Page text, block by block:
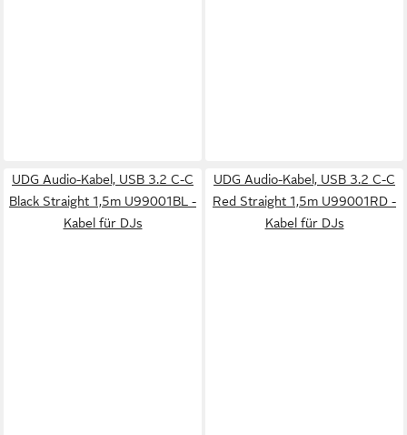
UDG Audio-Kabel, USB 3.2 C-C
Black Straight 1,5m U99001BL -
Kabel für DJs
UDG Audio-Kabel, USB 3.2 C-C
Red Straight 1,5m U99001RD -
Kabel für DJs